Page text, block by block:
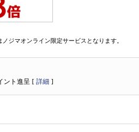
ジマオンライン限定サービスとなります。
ント進呈 [ 詳細 ]